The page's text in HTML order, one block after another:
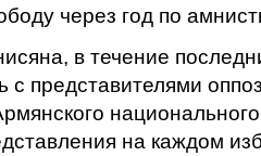
через год по
в течение
с представителями
на каждом